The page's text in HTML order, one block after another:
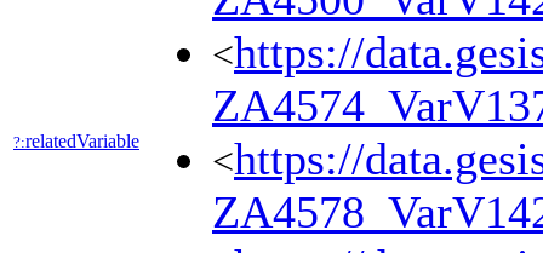
?:relatedVariable
<https://
<https://